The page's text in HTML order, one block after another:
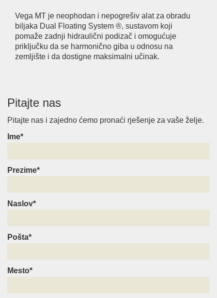
Vega MT je neophodan i nepogrešiv alat za obradu
biljaka Dual Floating System ®, sustavom koji
pomaže zadnji hidraulični podizač i omogućuje
priključku da se harmonično giba u odnosu na
zemljište i da dostigne maksimalni učinak.
Pitajte nas
Pitajte nas i zajedno ćemo pronaći rješenje za vaše želje.
Ime*
Prezime*
Naslov*
Pošta*
Mesto*